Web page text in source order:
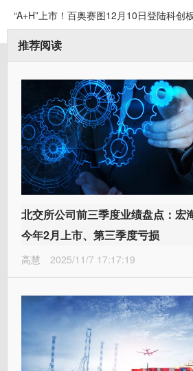
推荐阅读
北交所公司前三季度业绩盘点：宏
今年2月上市、第三季度亏损
高慧 2025/11/7 17:17:19